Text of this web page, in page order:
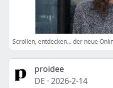
proidee
DE · 2026-2-14